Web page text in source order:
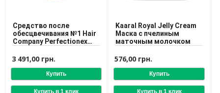
Средство после
обесцвечивания №1 Hair
Company Perfectionex
№1
3 491,00 грн.
Kaaral Royal Jelly Cream
Маска с пчелиным
маточным молочком
576,00 грн.